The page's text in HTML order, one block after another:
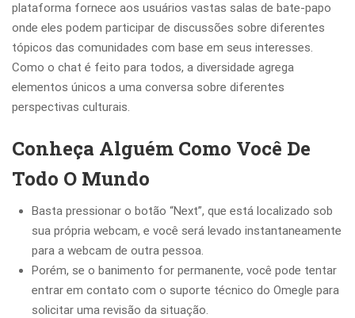
plataforma fornece aos usuários vastas salas de bate-papo
onde eles podem participar de discussões sobre diferentes
tópicos das comunidades com base em seus interesses.
Como o chat é feito para todos, a diversidade agrega
elementos únicos a uma conversa sobre diferentes
perspectivas culturais.
Conheça Alguém Como Você De
Todo O Mundo
Basta pressionar o botão “Next”, que está localizado sob
sua própria webcam, e você será levado instantaneamente
para a webcam de outra pessoa.
Porém, se o banimento for permanente, você pode tentar
entrar em contato com o suporte técnico do Omegle para
solicitar uma revisão da situação.